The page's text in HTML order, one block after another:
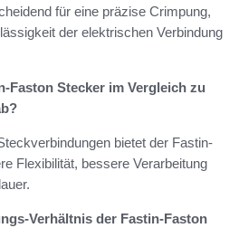
für eine präzise Crimpung,
der elektrischen Verbindung
Faston Stecker im Vergleich zu
bietet der Fastin-
Flexibilität, bessere Verarbeitung
Verhältnis der Fastin-Faston